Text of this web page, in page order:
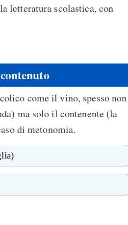
letteratura scolastica, con
come il vino, spesso non
ma solo il contenente (la
di metonomia.